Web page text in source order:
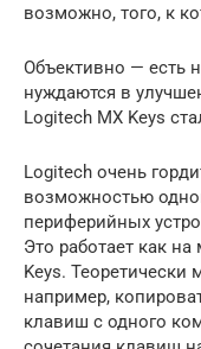
возможно, того, к
Объективно — есть
нуждаются в
Logitech MX Keys
Logitech очень
возможностью
периферийных
Это работает как
Keys.
например,
клавиш с одного